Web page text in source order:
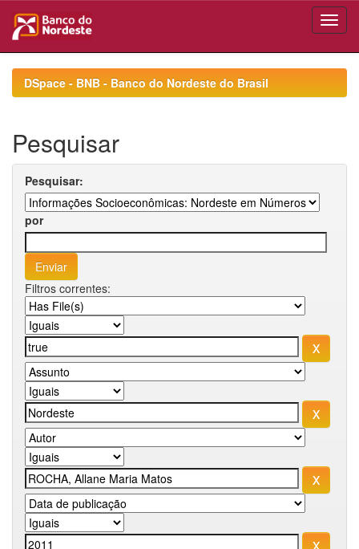
navigationDSpace - BNB - Banco do Nordeste do Brasil
Pesquisar
Pesquisar:
por
Filtros correntes: